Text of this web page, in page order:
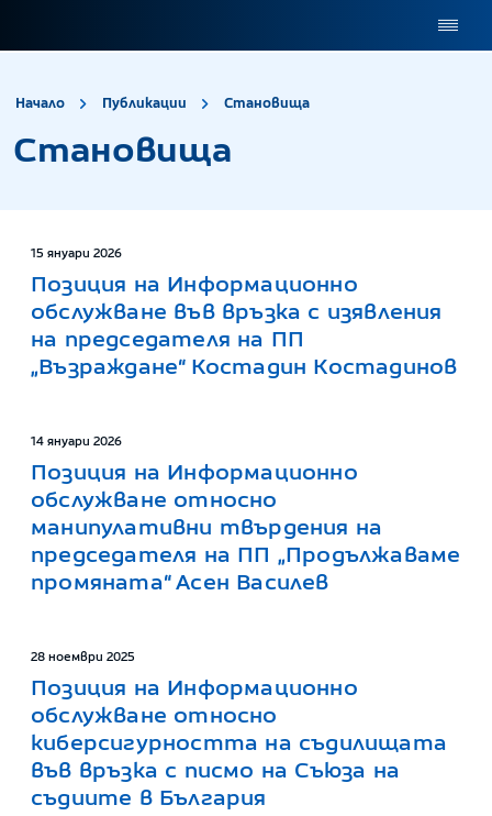
Начало Публикации Становища
Становища
15 януари 2026
Позиция на Информационно
обслужване във връзка с изявления
на председателя на ПП
„Възраждане“ Костадин Костадинов
14 януари 2026
Позиция на Информационно
обслужване относно
манипулативни твърдения на
председателя на ПП „Продължаваме
промяната“ Асен Василев
28 ноември 2025
Позиция на Информационно
обслужване относно
киберсигурността на съдилищата
във връзка с писмо на Съюза на
съдиите в България